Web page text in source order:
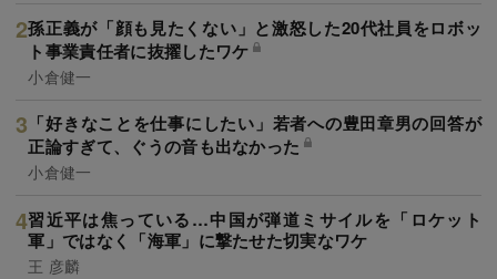
孫正義が「顔も見たくない」と激怒した20代社員をロボッ
ト事業責任者に抜擢したワケ
小倉健一
「好きなことを仕事にしたい」若者への豊田章男の回答が
正論すぎて、ぐうの音も出なかった
小倉健一
習近平は焦っている…中国が弾道ミサイルを「ロケット
軍」ではなく「海軍」に撃たせた切実なワケ
王 彦麟